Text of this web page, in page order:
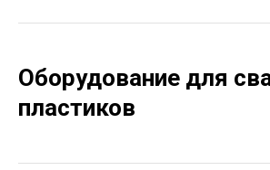
Оборудование для
пластиков